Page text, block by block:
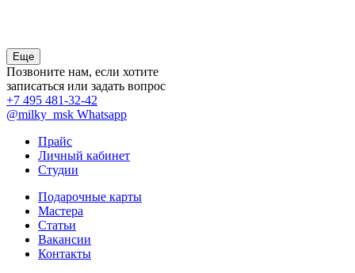
Еще
Позвоните нам, если хотите
записаться или задать вопрос
+7 495 481-32-42
@milky_msk Whatsapp
Прайс
Личный кабинет
Студии
Подарочные карты
Мастера
Статьи
Вакансии
Контакты